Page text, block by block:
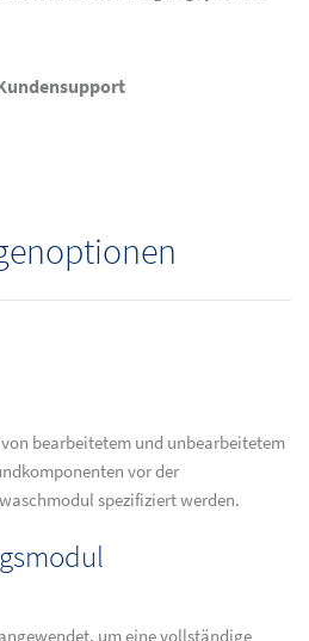
bearbeitetem und unbearbeitetem
vor der
spezifiziert werden.